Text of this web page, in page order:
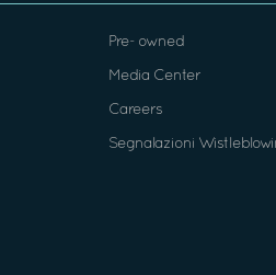
Pre- owned
Media Center
Careers
Segnalazioni